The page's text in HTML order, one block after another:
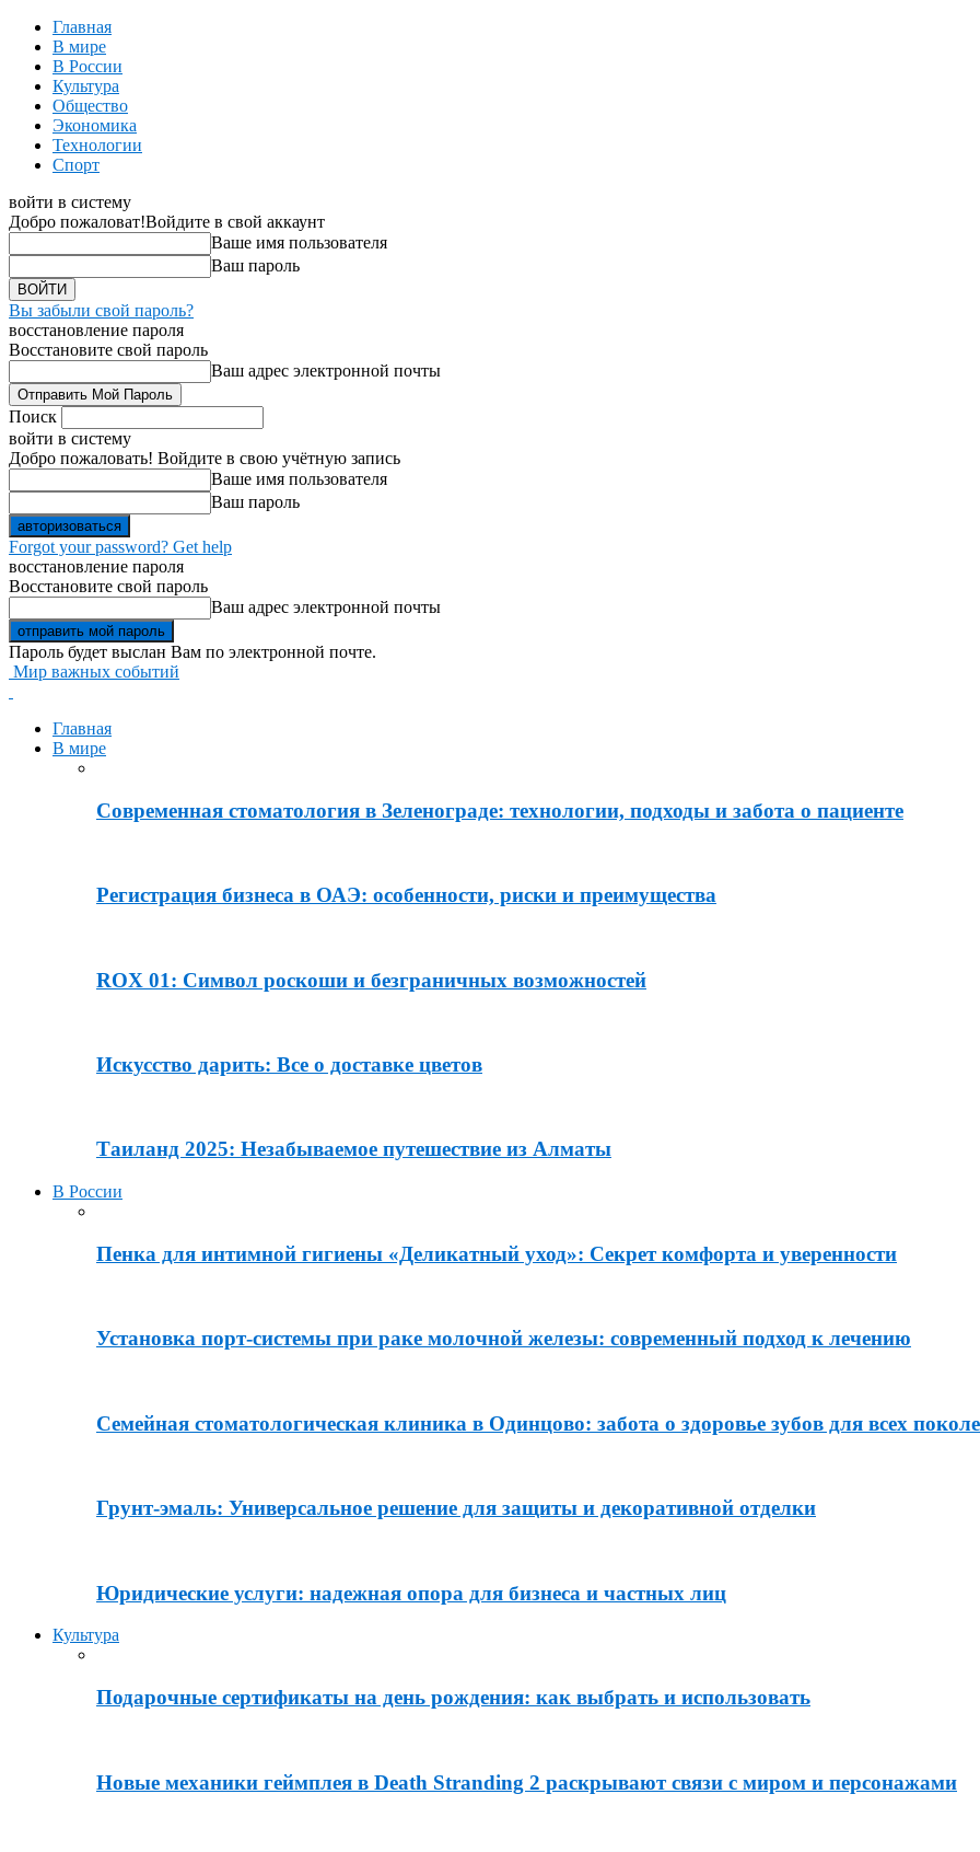
Главная
В мире
В России
Культура
Общество
Экономика
Технологии
Спорт
войти в систему
Добро пожаловат!Войдите в свой аккаунт
Ваше имя пользователя
Ваш пароль
Вы забыли свой пароль?
восстановление пароля
Восстановите свой пароль
Ваш адрес электронной почты
Поиск
войти в систему
Добро пожаловать! Войдите в свою учётную запись
Ваше имя пользователя
Ваш пароль
Forgot your password? Get help
восстановление пароля
Восстановите свой пароль
Ваш адрес электронной почты
Пароль будет выслан Вам по электронной почте.
Мир важных событий
Главная
В мире
Современная стоматология в Зеленограде: технологии, подходы и забота о пациенте
Регистрация бизнеса в ОАЭ: особенности, риски и преимущества
ROX 01: Символ роскоши и безграничных возможностей
Искусство дарить: Все о доставке цветов
Таиланд 2025: Незабываемое путешествие из Алматы
В России
Пенка для интимной гигиены «Деликатный уход»: Секрет комфорта и уверенности
Установка порт-системы при раке молочной железы: современный подход к лечению
Семейная стоматологическая клиника в Одинцово: забота о здоровье зубов для всех
Грунт-эмаль: Универсальное решение для защиты и декоративной отделки
Юридические услуги: надежная опора для бизнеса и частных лиц
Культура
Подарочные сертификаты на день рождения: как выбрать и использовать
Новые механики геймплея в Death Stranding 2 раскрывают связи с миром и персонажами